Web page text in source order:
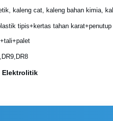
kaleng cat, kaleng bahan kimia,
tipis+kertas tahan
Elektrolitik